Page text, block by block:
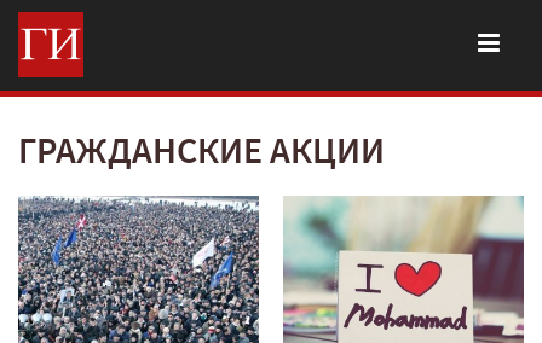
ГРАЖДАНСКИЕ АКЦИИ